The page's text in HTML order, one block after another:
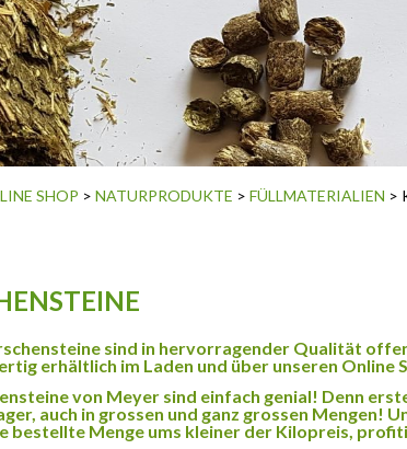
SHOP >NATURPRODUKTE >FÜLLMATERIALIEN >
sind in hervorragender Qualität
erhältlich im Laden und über unseren Online
von Meyer sind einfach genial! Denn
auch in grossen und ganz grossen
bestellte Menge ums kleiner der Kilopreis,